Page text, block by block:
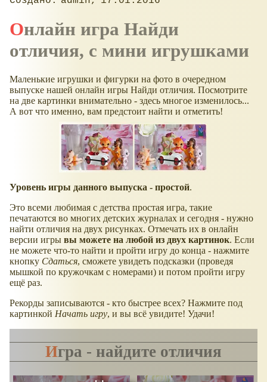
Онлайн игра Найди
отличия, с мини игрушками
Маленькие игрушки и фигурки на фото в очередном
выпуске нашей онлайн игры Найди отличия. Посмотрите
на две картинки внимательно - здесь многое изменилось...
А вот что именно, вам предстоит найти и отметить!
Уровень игры данного выпуска - простой.
Это всеми любимая с детства простая игра, такие
печатаются во многих детских журналах и сегодня - нужно
найти отличия на двух рисунках. Отмечать их в онлайн
версии игры вы можете на любой из двух картинок. Если
не можете что-то найти и пройти игру до конца - нажмите
кнопку Сдаться, сможете увидеть подсказки (проведя
мышкой по кружочкам с номерами) и потом пройти игру
ещё раз.
Рекорды записываются - кто быстрее всех? Нажмите под
картинкой Начать игру, и вы всё увидите! Удачи!
Игра - найдите отличия